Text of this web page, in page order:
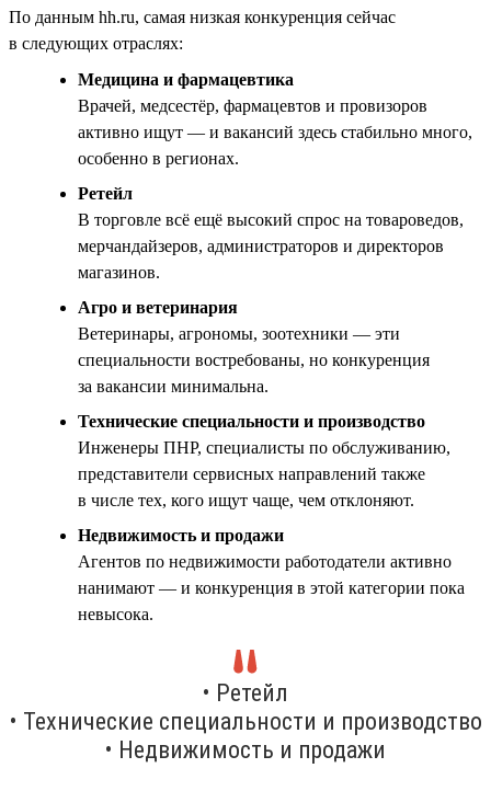
По данным hh.ru, самая низкая конкуренция сейчас
в следующих отраслях:
Медицина и фармацевтика
Врачей, медсестёр, фармацевтов и провизоров
активно ищут — и вакансий здесь стабильно много,
особенно в регионах.
Ретейл
В торговле всё ещё высокий спрос на товароведов,
мерчандайзеров, администраторов и директоров
магазинов.
Агро и ветеринария
Ветеринары, агрономы, зоотехники — эти
специальности востребованы, но конкуренция
за вакансии минимальна.
Технические специальности и производство
Инженеры ПНР, специалисты по обслуживанию,
представители сервисных направлений также
в числе тех, кого ищут чаще, чем отклоняют.
Недвижимость и продажи
Агентов по недвижимости работодатели активно
нанимают — и конкуренция в этой категории пока
невысока.
• Ретейл
• Технические специальности и производство
• Недвижимость и продажи